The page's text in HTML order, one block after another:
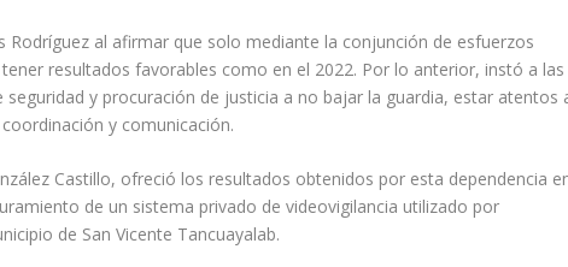
al afirmar que solo mediante la conjunción de esfuerzos
resultados favorables como en el 2022. Por lo anterior, instó a las
y procuración de justicia a no bajar la guardia, estar atentos
y comunicación.
Castillo, ofreció los resultados obtenidos por esta dependencia
de un sistema privado de videovigilancia utilizado por
de San Vicente Tancuayalab.